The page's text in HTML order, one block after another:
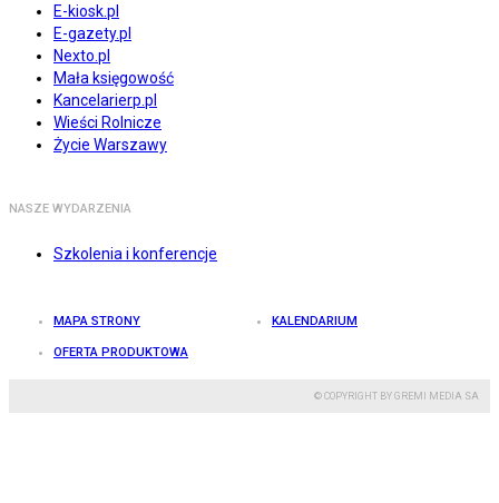
E-kiosk.pl
E-gazety.pl
Nexto.pl
Mała księgowość
Kancelarierp.pl
Wieści Rolnicze
Życie Warszawy
NASZE WYDARZENIA
Szkolenia i konferencje
MAPA STRONY KALENDARIUM
OFERTA PRODUKTOWA
© COPYRIGHT BY GREMI MEDIA SA